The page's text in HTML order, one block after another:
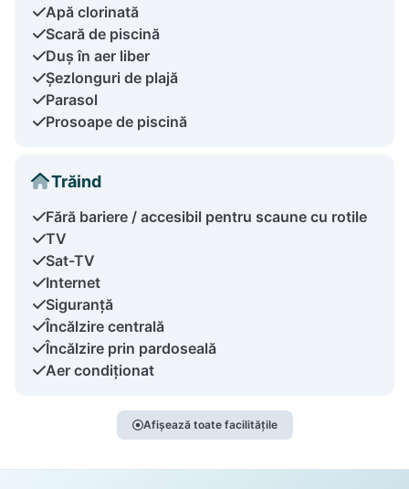
Apă clorinată
Scară de piscină
Duș în aer liber
Șezlonguri de plajă
Parasol
Prosoape de piscină
Trăind
Fără bariere / accesibil pentru scaune cu rotile
TV
Sat-TV
Internet
Siguranță
Încălzire centrală
Încălzire prin pardoseală
Aer condiționat
Afișează toate facilitățile